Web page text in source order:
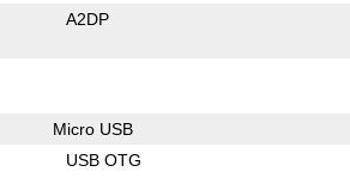
A2DP
Micro USB
USB OTG